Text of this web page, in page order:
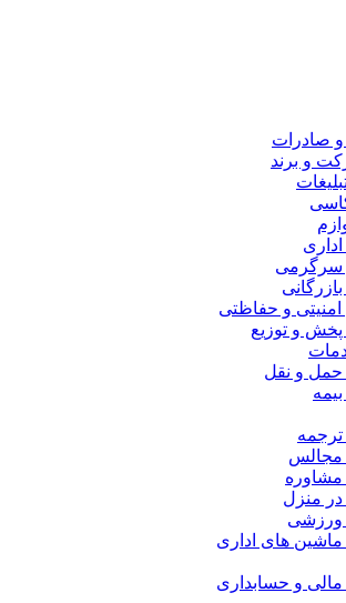
و صادرات
و برند
سرگرمی
و حفاظتی
و توزیع
و نقل
مجالس
منزل
ورزشی
های اداری
و حسابداری